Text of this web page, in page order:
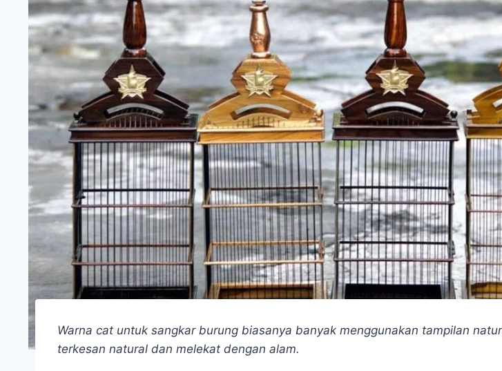
Warna cat untuk sangkar burung biasanya banyak menggunakan tampilan
terkesan natural dan melekat dengan alam.